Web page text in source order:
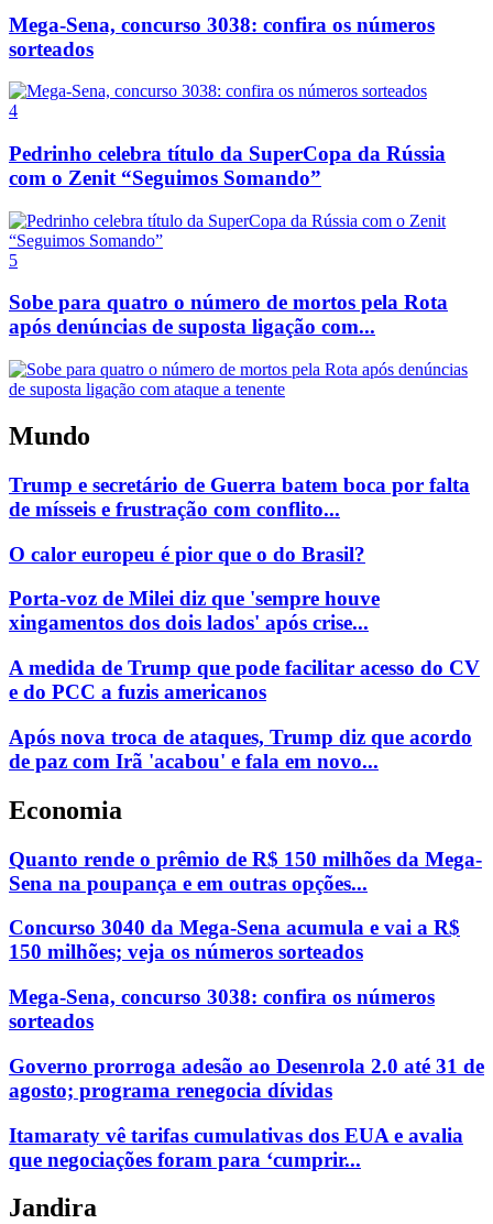
Mega-Sena, concurso 3038: confira os números
sorteados
4
Pedrinho celebra título da SuperCopa da Rússia
com o Zenit “Seguimos Somando”
5
Sobe para quatro o número de mortos pela Rota
após denúncias de suposta ligação com...
Mundo
Trump e secretário de Guerra batem boca por falta
de mísseis e frustração com conflito...
O calor europeu é pior que o do Brasil?
Porta-voz de Milei diz que 'sempre houve
xingamentos dos dois lados' após crise...
A medida de Trump que pode facilitar acesso do CV
e do PCC a fuzis americanos
Após nova troca de ataques, Trump diz que acordo
de paz com Irã 'acabou' e fala em novo...
Economia
Quanto rende o prêmio de R$ 150 milhões da Mega-
Sena na poupança e em outras opções...
Concurso 3040 da Mega-Sena acumula e vai a R$
150 milhões; veja os números sorteados
Mega-Sena, concurso 3038: confira os números
sorteados
Governo prorroga adesão ao Desenrola 2.0 até 31 de
agosto; programa renegocia dívidas
Itamaraty vê tarifas cumulativas dos EUA e avalia
que negociações foram para ‘cumprir...
Jandira